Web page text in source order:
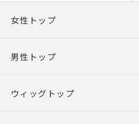
女性トップ
男性トップ
ウィッグトップ